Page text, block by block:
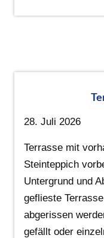
28. Juli 2026
Terrasse mit
Steinteppich
Untergrund und
geflieste
abgerissen
gefällt oder